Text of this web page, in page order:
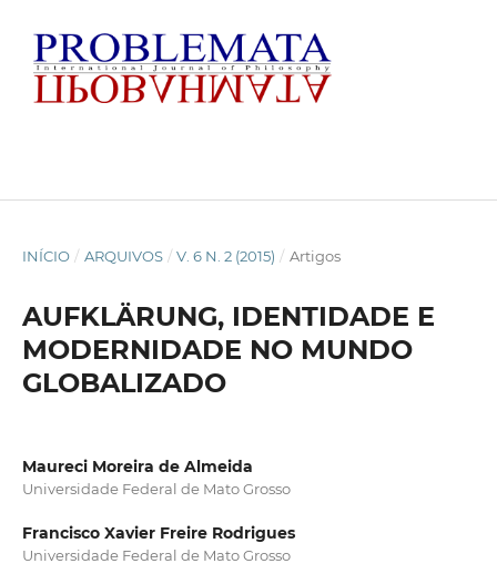
INÍCIO / ARQUIVOS / V. 6 N. 2 (2015) / Artigos
AUFKLÄRUNG, IDENTIDADE E
MODERNIDADE NO MUNDO
GLOBALIZADO
Maureci Moreira de Almeida
Universidade Federal de Mato Grosso
Francisco Xavier Freire Rodrigues
Universidade Federal de Mato Grosso